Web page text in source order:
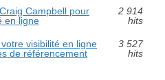
Campbell pour
en ligne
2 914
hits
visibilité en ligne
de référencement
3 527
hits